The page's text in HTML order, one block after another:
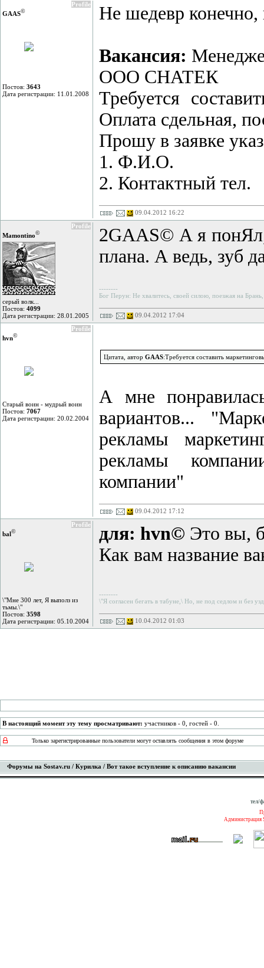
Profile
GAAS©
Постов: 3643
Дата регистрации: 11.01.2008
Не шедевр конечно,
Вакансия:
ООО СНАТЕК
Требуется
Оплата сдельная,
Прошу в заявке
1. Ф.И.О.
2. Контактный тел.
09.04.2012 16:22
Profile
Mamontino©
серый волк...
Постов: 4099
Дата регистрации: 28.01.2005
2GAAS© А я понЯл,
плана. А ведь, зуб
--------
Бог Перун: Не хвалитесь, своей силою, поезжая на
09.04.2012 17:04
Profile
hvn©
Старый воин - мудрый воин
Постов: 7067
Дата регистрации: 20.02.2004
Цитата, автор GAAS:Требуется составить
А мне
вариантов...
рекламы
рекламы
компании"
09.04.2012 17:12
Profile
bal©
\"Мне 300 лет, Я выполз из
тьмы.\"
Постов: 3598
Дата регистрации: 05.10.2004
для: hvn© Это вы,
Как вам название
--------
\"Я согласен бегать в табуне,\ Но, не под седлом и без
10.04.2012 01:03
В настоящий момент эту тему просматривают: участников - 0, гостей - 0.
Только зарегистрированные пользователи могут оставлять сообщения в этом форуме
Форумы на Sostav.ru / Курилка / Вот такое вступление к описанию вакансии
тел/
Администрация